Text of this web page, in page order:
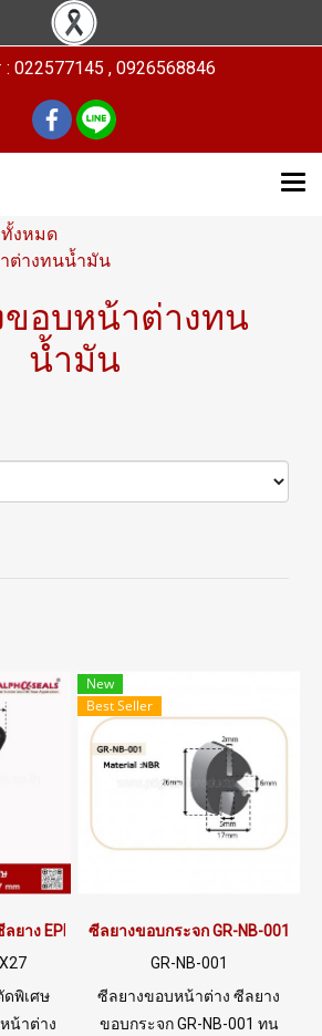
: 022577145 , 0926568846
งหมด
ต่างทนน้ำมัน
อบหน้าต่างทน
น้ำมัน
ลยาง EPDM สั่งผลิตตามแบบ รหัส
ดพิเศษ
น้าต่าง
New
Best Seller
ซีลยางขอบกระจก GR-NB-001
GR-NB-001
ซีลยางขอบหน้าต่าง ซีลยาง
ขอบกระจก GR-NB-001 ทน